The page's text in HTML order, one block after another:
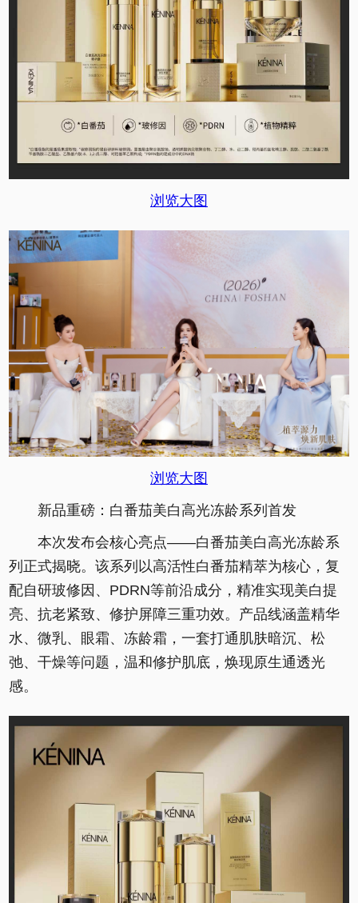
浏览大图
浏览大图
新品重磅：白番茄美白高光冻龄系列首发
本次发布会核心亮点——白番茄美白高光冻龄系
列正式揭晓。该系列以高活性白番茄精萃为核心，复
配自研玻修因、PDRN等前沿成分，精准实现美白提
亮、抗老紧致、修护屏障三重功效。产品线涵盖精华
水、微乳、眼霜、冻龄霜，一套打通肌肤暗沉、松
弛、干燥等问题，温和修护肌底，焕现原生通透光
感。